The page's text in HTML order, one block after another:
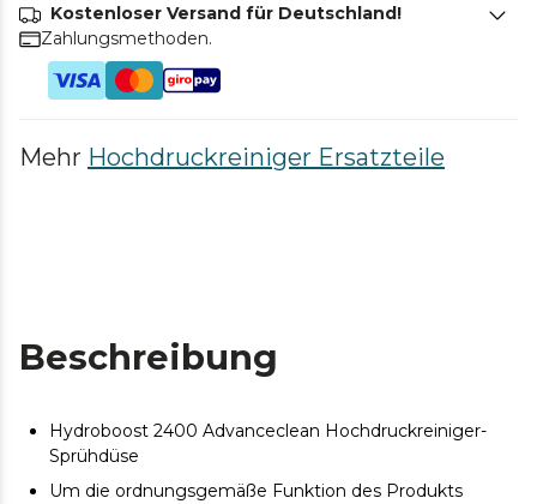
Kostenloser Versand für Deutschland!
Zahlungsmethoden.
Mehr Hochdruckreiniger Ersatzteile
Beschreibung
Hydroboost 2400 Advanceclean Hochdruckreiniger-
Sprühdüse
Um die ordnungsgemäße Funktion des Produkts